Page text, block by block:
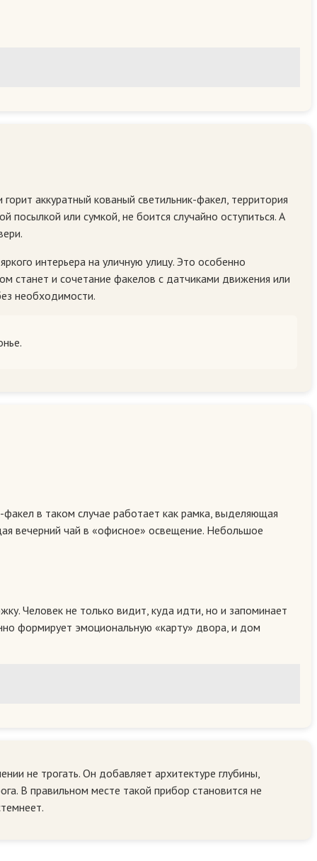
аккуратный кованый светильник-факел, территория
или сумкой, не боится случайно оступиться. А
интерьера на уличную улицу. Это особенно
станет и сочетание факелов с датчиками движения или
необходимости.
в таком случае работает как рамка, выделяющая
вечерний чай в «офисное» освещение. Небольшое
Человек не только видит, куда идти, но и запоминает
формирует эмоциональную «карту» двора, и дом
не трогать. Он добавляет архитектуре глубины,
В правильном месте такой прибор становится не